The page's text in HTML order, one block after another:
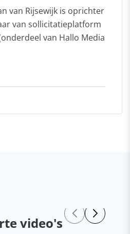
van Rijsewijk is oprichter
van sollicitatieplatform
van Hallo Media
video's